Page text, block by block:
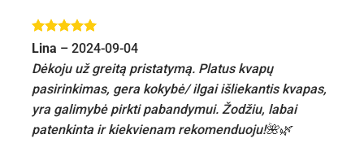
Įvertinimas:
Lina – 2024-09-04
Dėkoju už greitą pristatymą. Platus kvapų
pasirinkimas, gera kokybė/ ilgai išliekantis kvapas,
yra galimybė pirkti pabandymui. Žodžiu, labai
patenkinta ir kiekvienam rekomenduoju!🌺🌿